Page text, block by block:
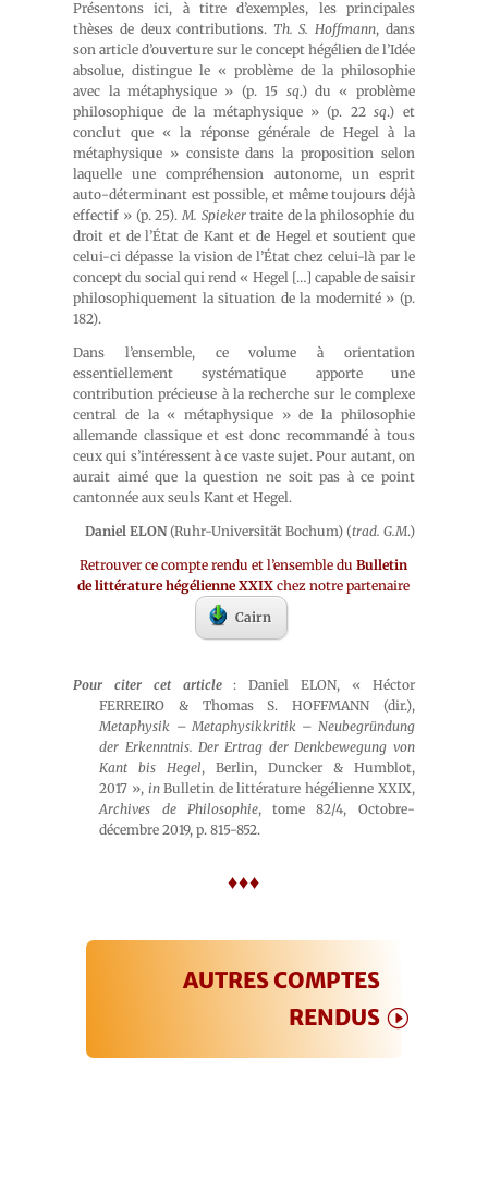
Présentons ici, à titre d’exemples, les principales
thèses de deux contributions. Th. S. Hoffmann, dans
son article d’ouverture sur le concept hégélien de l’Idée
absolue, distingue le « problème de la philosophie
avec la métaphysique » (p. 15 sq.) du « problème
philosophique de la métaphysique » (p. 22sq.) et
conclut que « la réponse générale de Hegel à la
métaphysique » consiste dans la proposition selon
laquelle une compréhension autonome, un esprit
auto-déterminant est possible, et même toujours déjà
effectif » (p. 25).M. Spiekertraite de la philosophie du
droit et de l’État de Kant et de Hegel et soutient que
celui-ci dépasse la vision de l’État chez celui-là par le
concept du social qui rend « Hegel […] capable de saisir
philosophiquement la situation de la modernité » (p.
182).
Dans l’ensemble, ce volume à orientation
essentiellement systématique apporte une
contribution précieuse à la recherche sur le complexe
central de la « métaphysique » de la philosophie
allemande classique et est donc recommandé à tous
ceux qui s’intéressent à ce vaste sujet. Pour autant, on
aurait aimé que la question ne soit pas à ce point
cantonnée aux seuls Kant et Hegel.
Daniel ELON(Ruhr-Universität Bochum) (trad. G.M.)
Retrouver ce compte rendu et l’ensemble duBulletin
de littérature hégélienne XXIXchez notre partenaire
Cairn
Pour citer cet article: Daniel ELON, « Héctor
FERREIRO & Thomas S. HOFFMANN (dir.),
Metaphysik – Metaphysikkritik – Neubegründung
der Erkenntnis. Der Ertrag der Denkbewegung von
Kant bis Hegel, Berlin, Duncker & Humblot,
2017 », inBulletin de littérature hégélienne XXIX,
Archives de Philosophie, tome 82/4, Octobre-
décembre 2019, p. 815-852.
♦♦♦
AUTRES COMPTES
RENDUS